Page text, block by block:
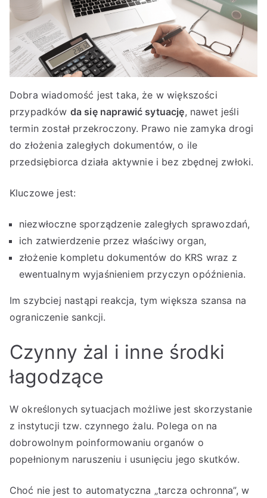
Dobra wiadomość jest taka, że w większości
przypadków da się naprawić sytuację, nawet jeśli
termin został przekroczony. Prawo nie zamyka drogi
do złożenia zaległych dokumentów, o ile
przedsiębiorca działa aktywnie i bez zbędnej zwłoki.
Kluczowe jest:
niezwłoczne sporządzenie zaległych sprawozdań,
ich zatwierdzenie przez właściwy organ,
złożenie kompletu dokumentów do KRS wraz z
ewentualnym wyjaśnieniem przyczyn opóźnienia.
Im szybciej nastąpi reakcja, tym większa szansa na
ograniczenie sankcji.
Czynny żal i inne środki
łagodzące
W określonych sytuacjach możliwe jest skorzystanie
z instytucji tzw. czynnego żalu. Polega on na
dobrowolnym poinformowaniu organów o
popełnionym naruszeniu i usunięciu jego skutków.
Choć nie jest to automatyczna „tarcza ochronna”, w